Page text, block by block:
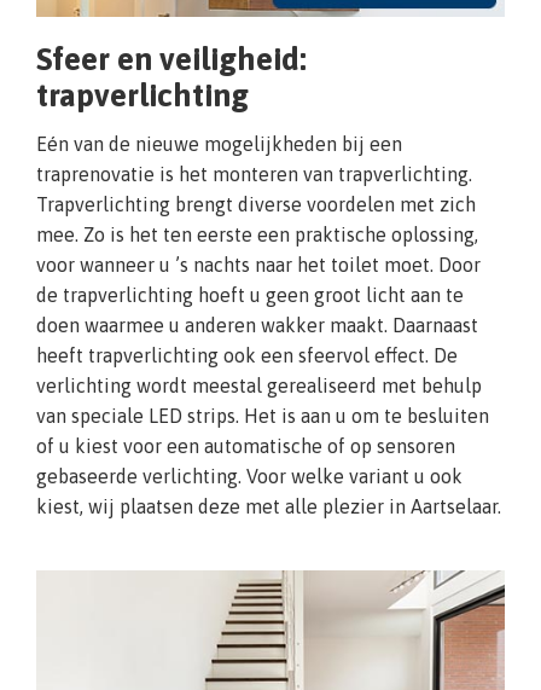
Sfeer en veiligheid:
trapverlichting
Eén van de nieuwe mogelijkheden bij een
traprenovatie is het monteren van trapverlichting.
Trapverlichting brengt diverse voordelen met zich
mee. Zo is het ten eerste een praktische oplossing,
voor wanneer u ’s nachts naar het toilet moet. Door
de trapverlichting hoeft u geen groot licht aan te
doen waarmee u anderen wakker maakt. Daarnaast
heeft trapverlichting ook een sfeervol effect. De
verlichting wordt meestal gerealiseerd met behulp
van speciale LED strips. Het is aan u om te besluiten
of u kiest voor een automatische of op sensoren
gebaseerde verlichting. Voor welke variant u ook
kiest, wij plaatsen deze met alle plezier in Aartselaar.